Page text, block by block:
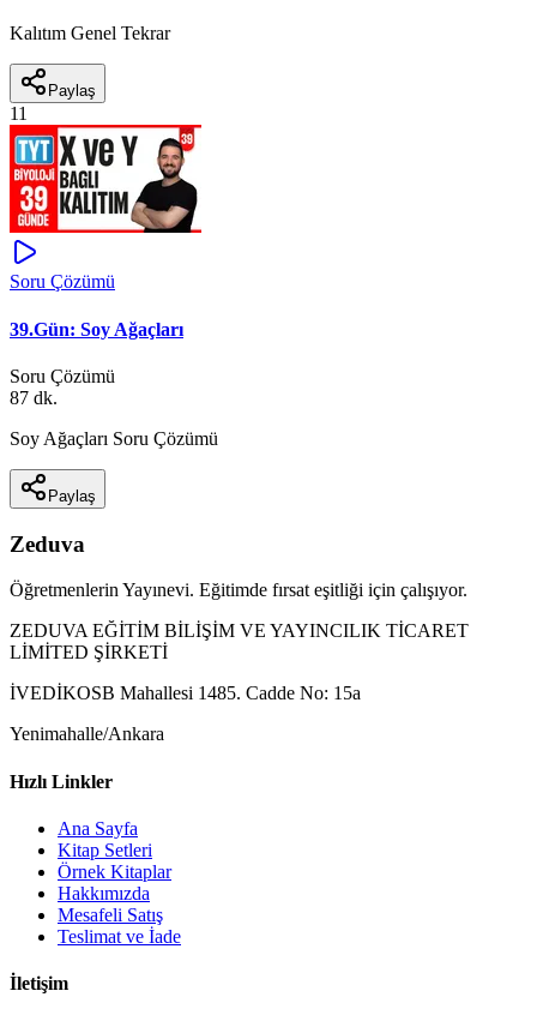
Kalıtım Genel Tekrar
Paylaş
11
Soru Çözümü
39.Gün: Soy Ağaçları
Soru Çözümü
87 dk.
Soy Ağaçları Soru Çözümü
Paylaş
Zeduva
Öğretmenlerin Yayınevi. Eğitimde fırsat eşitliği için çalışıyor.
ZEDUVA EĞİTİM BİLİŞİM VE YAYINCILIK TİCARET
LİMİTED ŞİRKETİ
İVEDİKOSB Mahallesi 1485. Cadde No: 15a
Yenimahalle/Ankara
Hızlı Linkler
Ana Sayfa
Kitap Setleri
Örnek Kitaplar
Hakkımızda
Mesafeli Satış
Teslimat ve İade
İletişim